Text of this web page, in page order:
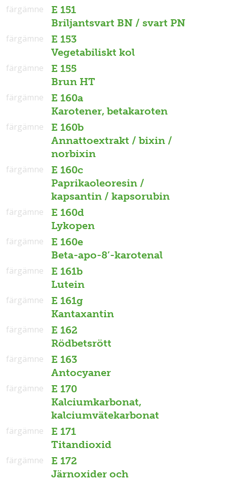
E 151
Briljantsvart BN / svart PN
färgämne
E 153
Vegetabiliskt kol
färgämne
E 155
Brun HT
färgämne
E 160a
Karotener, betakaroten
färgämne
E 160b
Annattoextrakt / bixin /
norbixin
färgämne
E 160c
Paprikaoleoresin /
kapsantin / kapsorubin
färgämne
E 160d
Lykopen
färgämne
E 160e
Beta-apo-8’-karotenal
färgämne
E 161b
Lutein
färgämne
E 161g
Kantaxantin
färgämne
E 162
Rödbetsrött
färgämne
E 163
Antocyaner
färgämne
E 170
Kalciumkarbonat,
kalciumvätekarbonat
färgämne
E 171
Titandioxid
färgämne
E 172
Järnoxider och
färgämne